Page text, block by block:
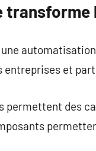
transforme
entreprises et
des